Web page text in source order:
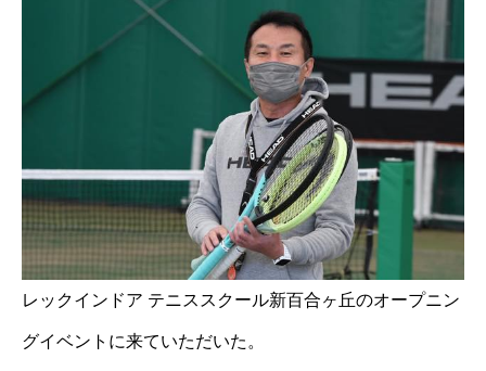
レックインドア テニススクール新百合ヶ丘のオープニン
グイベントに来ていただいた。